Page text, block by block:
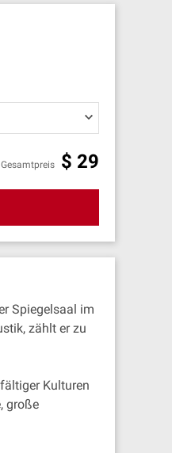
Gesamtpreis $ 29
Spiegelsaal im
zählt er zu
Kulturen
große